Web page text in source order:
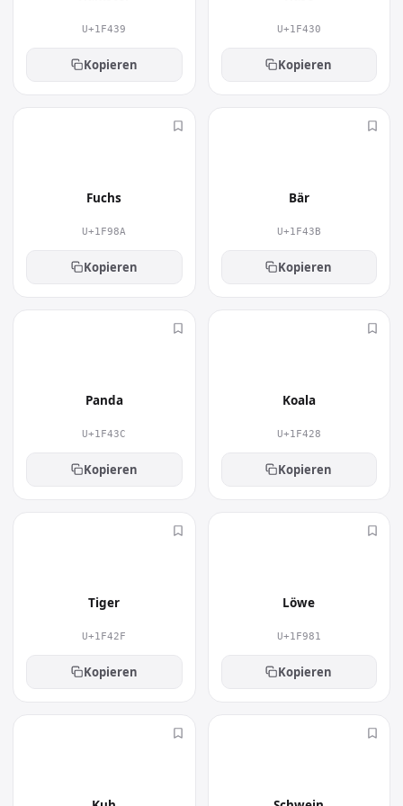
U+1F439
Kopieren
U+1F430
Kopieren
Fuchs
U+1F98A
Kopieren
Bär
U+1F43B
Kopieren
Panda
U+1F43C
Kopieren
Koala
U+1F428
Kopieren
Tiger
U+1F42F
Kopieren
Löwe
U+1F981
Kopieren